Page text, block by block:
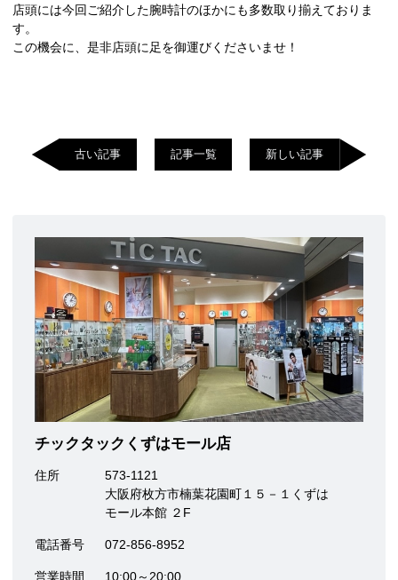
店頭には今回ご紹介した腕時計のほかにも多数取り揃えておりま
す。
この機会に、是非店頭に足を御運びくださいませ！
古い記事 記事一覧 新しい記事
チックタックくずはモール店
住所
573-1121
大阪府枚方市楠葉花園町１５－１くずは
モール本館 ２F
電話番号 072-856-8952
営業時間 10:00～20:00